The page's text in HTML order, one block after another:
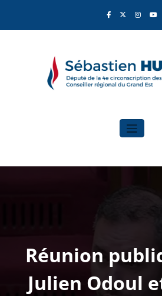
contenu
Sébastien Humbert
Réunion
Julien Odoul